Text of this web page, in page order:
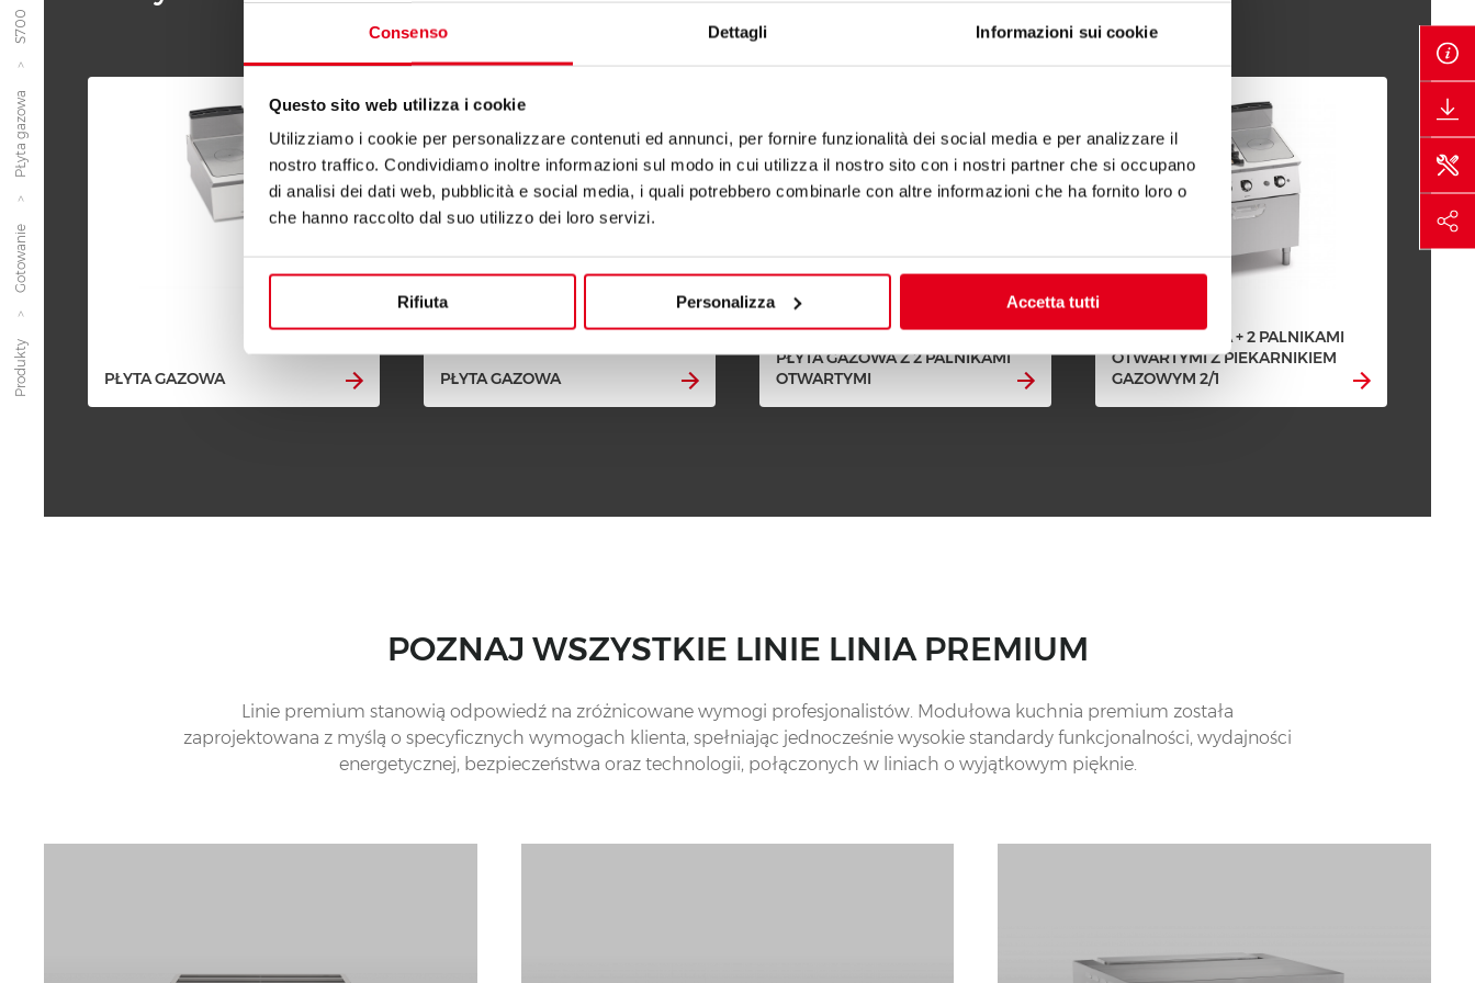
Consenso Dettagli Informazioni sui cookie
Questo sito web utilizza i cookie
Utilizziamo i cookie per personalizzare contenuti ed annunci, per fornire funzionalità dei social media e per analizzare il
nostro traffico. Condividiamo inoltre informazioni sul modo in cui utilizza il nostro sito con i nostri partner che si occupano
di analisi dei dati web, pubblicità e social media, i quali potrebbero combinarle con altre informazioni che ha fornito loro o
che hanno raccolto dal suo utilizzo dei loro servizi.
Rifiuta Personalizza Accetta tutti
Produkty
Gotowanie
PŁyta gazowa
S700
PŁYTA GAZOWA PŁYTA GAZOWA
PŁYTA GAZOWA Z 2 PALNIKAMI
OTWARTYMI
PŁYTA GAZOWA + 2 PALNIKAMI
OTWARTYMI Z PIEKARNIKIEM
GAZOWYM 2/1
POZNAJ WSZYSTKIE LINIE LINIA PREMIUM
Linie premium stanowią odpowiedź na zróżnicowane wymogi profesjonalistów. Modułowa kuchnia premium została
zaprojektowana z myślą o specyficznych wymogach klienta, spełniając jednocześnie wysokie standardy funkcjonalności, wydajności
energetycznej, bezpieczeństwa oraz technologii, połączonych w liniach o wyjątkowym pięknie.